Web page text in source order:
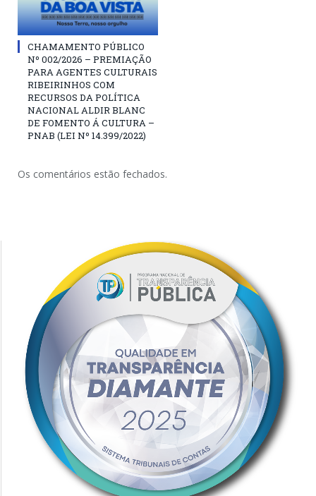
CHAMAMENTO PÚBLICO
Nº 002/2026 – PREMIAÇÃO
PARA AGENTES CULTURAIS
RIBEIRINHOS COM
RECURSOS DA POLÍTICA
NACIONAL ALDIR BLANC
DE FOMENTO Á CULTURA –
PNAB (LEI Nº 14.399/2022)
Os comentários estão fechados.